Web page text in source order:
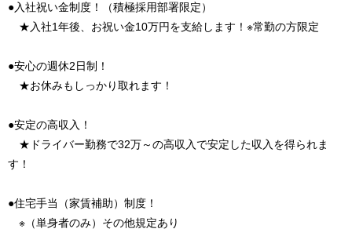
●入社祝い金制度！（積極採用部署限定）
★入社1年後、お祝い金10万円を支給します！※常勤の方限定
●安心の週休2日制！
★お休みもしっかり取れます！
●安定の高収入！
★ドライバー勤務で32万～の高収入で安定した収入を得られま
す！
●住宅手当（家賃補助）制度！
※（単身者のみ）その他規定あり